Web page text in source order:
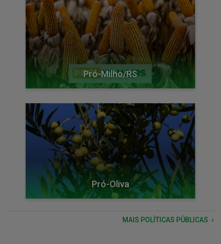
Pró-Milho/RS
Pró-Oliva
MAIS POLÍTICAS PÚBLICAS